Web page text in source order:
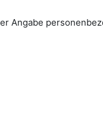
Angabe